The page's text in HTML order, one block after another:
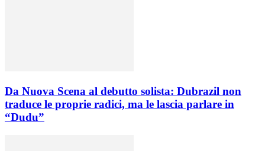
Da Nuova Scena al debutto solista: Dubrazil non
traduce le proprie radici, ma le lascia parlare in
“Dudu”